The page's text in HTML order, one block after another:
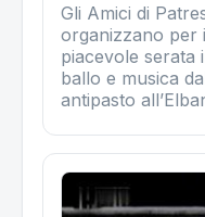
Gli Amici di
organizzano per
piacevole serata
ballo e musica
antipasto